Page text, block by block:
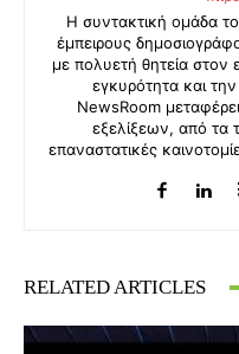
Η συντακτική ομάδα
έμπειρους
με πολυετή θητεία
εγκυρότητα και
NewsRoom
εξελίξεων, από τα
επαναστατικές
RELATED ARTICLES